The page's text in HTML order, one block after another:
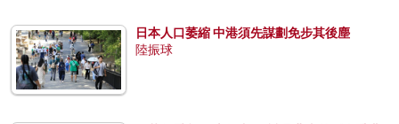
日本人口萎縮 中港須先謀劃免步其後塵
陸振球